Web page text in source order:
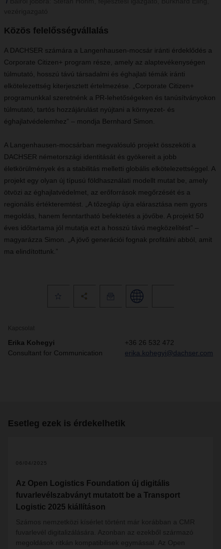
Közös felelősségvállalás
A DACHSER számára a Langenhausen-mocsár iránti érdeklődés a
Corporate Citizen+ program része, amely az alaptevékenységen
túlmutató, hosszú távú társadalmi és éghajlati témák iránti
elkötelezettség kiterjesztett értelmezése. „Corporate Citizen+
programunkkal szeretnénk a PR-lehetőségeken és tanúsítványokon
túlmutató, tartós hozzájárulást nyújtani a környezet- és
éghajlatvédelemhez” – mondja Bernhard Simon.
A Langenhausen-mocsárban megvalósuló projekt összeköti a
DACHSER németországi identitását és gyökereit a jobb
életkörülmények és a stabilitás melletti globális elkötelezettséggel. A
projekt egy olyan új típusú földhasználati modellt mutat be, amely
ötvözi az éghajlatvédelmet, az erőforrások megőrzését és a
regionális értékteremtést. „A tőzegláp újra elárasztása nem gyors
megoldás, hanem fenntartható befektetés a jövőbe. A projekt 50
éves időtartama jól mutatja ezt a hosszú távú megközelítést” –
magyarázza Simon. „A jövő generációi fognak profitálni abból, amit
ma elindítottunk.”
Kapcsolat
Erika Kohegyi
Consultant for Communication
+36 26 532 472
erika.kohegyi@dachser.com
Esetleg ezek is érdekelhetik
06/04/2025
Az Open Logistics Foundation új digitális
fuvarlevélszabványt mutatott be a Transport
Logistic 2025 kiállításon
Számos nemzetközi kísérlet történt már korábban a CMR
fuvarlevél digitalizálására. Azonban az ezekből származó
megoldások ritkán kompatibilisek egymással. Az Open